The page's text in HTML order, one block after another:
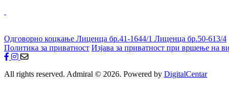
Одговорно коцкање Лиценца бр.41-1644/1 Лиценца бр.50-613/4
Политика за приватност Изјава за приватност при вршење на
All rights reserved. Admiral © 2026. Powered by DigitalCentar